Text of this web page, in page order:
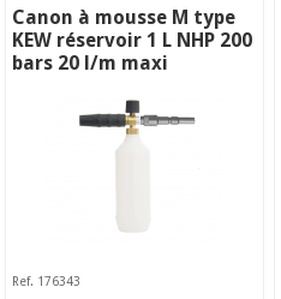
Canon à mousse M type
KEW réservoir 1 L NHP 200
bars 20 l/m maxi
Ref. 176343